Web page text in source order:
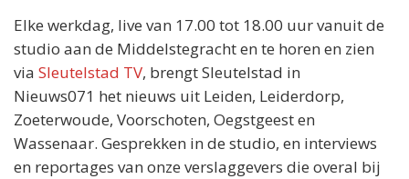
Elke werkdag, live van 17.00 tot 18.00 uur vanuit de
studio aan de Middelstegracht en te horen en zien
via Sleutelstad TV, brengt Sleutelstad in
Nieuws071 het nieuws uit Leiden, Leiderdorp,
Zoeterwoude, Voorschoten, Oegstgeest en
Wassenaar. Gesprekken in de studio, en interviews
en reportages van onze verslaggevers die overal bij